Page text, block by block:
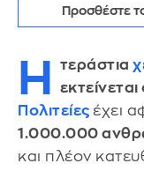
Προσθέστε
Η τεράστια
Πολιτείες έχει
1.000.000
και πλέον